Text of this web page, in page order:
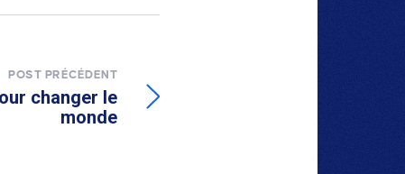
POST PRÉCÉDENT
changer le
monde